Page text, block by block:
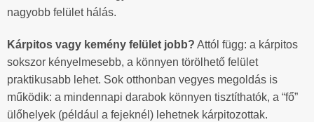
nagyobb felület hálás.
Kárpitos vagy kemény felület jobb? Attól függ: a kárpitos
sokszor kényelmesebb, a könnyen törölhető felület
praktikusabb lehet. Sok otthonban vegyes megoldás is
működik: a mindennapi darabok könnyen tisztíthatók, a “fő”
ülőhelyek (például a fejeknél) lehetnek kárpitozottak.